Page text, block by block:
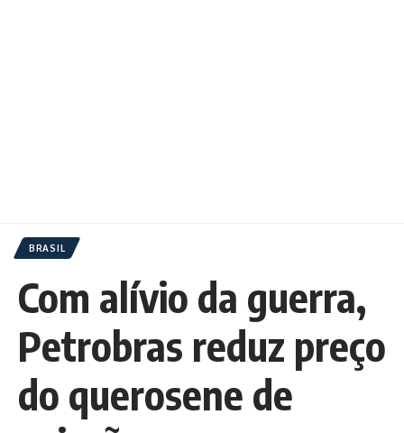
BRASIL
Com alívio da guerra,
Petrobras reduz preço
do querosene de